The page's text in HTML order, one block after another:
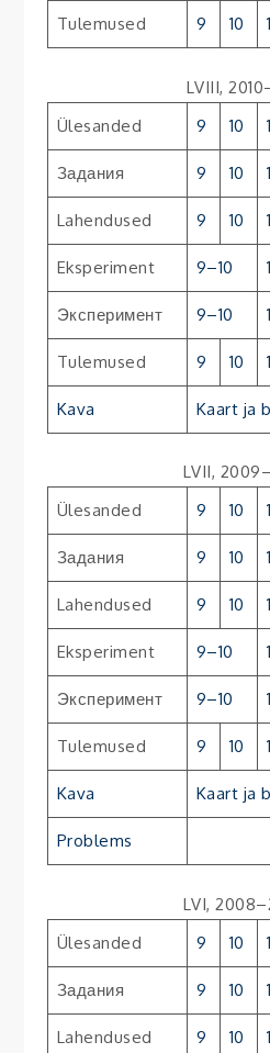
Tulemused 9 10
LVIII,
Ülesanded
9 10
Задания 9 10
Lahendused 9 10
Eksperiment 9–10
Эксперимент 9–10
Tulemused 9 10
Kava Kaart ja
LVII,
Ülesanded
9 10
Задания 9 10
Lahendused 9 10
Eksperiment 9–10
Эксперимент 9–10
Tulemused 9 10
Kava Kaart ja
Problems
LVI,
Ülesanded
9 10
Задания 9 10
Lahendused 9 10